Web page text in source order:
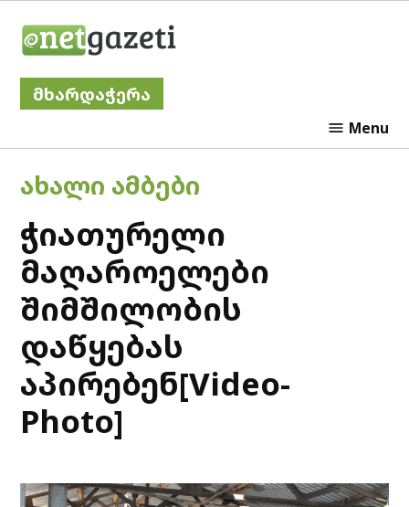
მხარდაჭერა
Menu
POSTED
IN
ᲐᲮᲐᲚᲘ ᲐᲛᲑᲔᲑᲘ
ჭიათურელი
მაღაროელები
შიმშილობის
დაწყებას
აპირებენ[Video-
Photo]